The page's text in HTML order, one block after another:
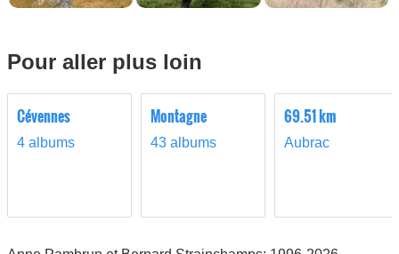
Pour aller plus loin
Cévennes
4 albums
Montagne
43 albums
69.51 km
Aubrac